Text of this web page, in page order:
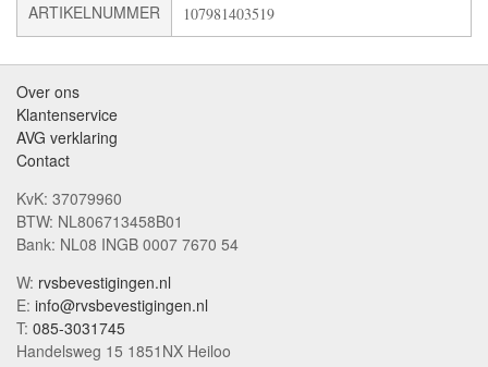
ARTIKELNUMMER 107981403519
Over ons
Klantenservice
AVG verklaring
Contact
KvK: 37079960
BTW: NL806713458B01
Bank: NL08 INGB 0007 7670 54
W: rvsbevestigingen.nl
E: info@rvsbevestigingen.nl
T: 085-3031745
Handelsweg 15 1851NX Heiloo